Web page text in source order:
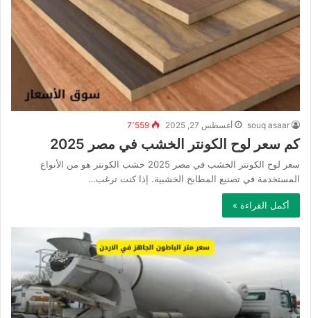
souq asaar أغسطس 27, 2025 7٬559
كم سعر لوح الكونتر الخشب في مصر 2025
سعر لوح الكونتر الخشب في مصر 2025 خشب الكونتر هو من الأنواع
المستخدمة في تصنيع المطابخ الخشبية. إذا كنت ترغب…
أكمل القراءة »